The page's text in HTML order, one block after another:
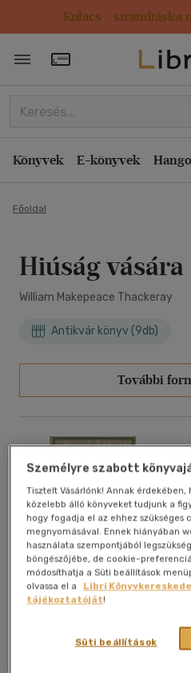
Kulacs / strandtáska
Törzsvásárlói Kártya
Könyvek E-könyvek
Főoldal
Hiúság vására
William Makepeace Thackeray
Antikvár könyv (9db)
További
Hiúság vására
Antikvár partner
Személyre szabott
Tisztelt Vásárlónk! Annak
közelebb álló könyveket tudjunk a
hogy fogadja el az ehhez szükséges
megnyomásával. Ennek hiányában
használata szempontjából
böngészőjébe, de cookie-
módosíthatja a Süti beállítások
olvassa el a
Libri
tájékoztatóját!
Süti beállítások